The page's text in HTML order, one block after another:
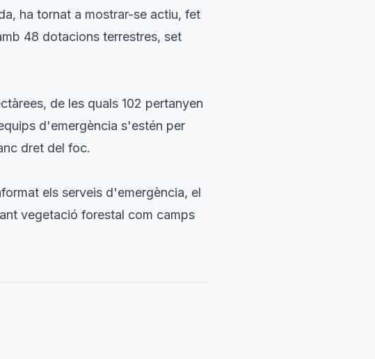
ha tornat a mostrar-se actiu, fet
48 dotacions terrestres, set
de les quals 102 pertanyen
d'emergència s'estén per
dret del foc.
els serveis d'emergència, el
vegetació forestal com camps